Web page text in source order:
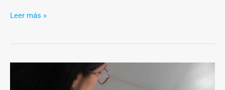
Leer más »